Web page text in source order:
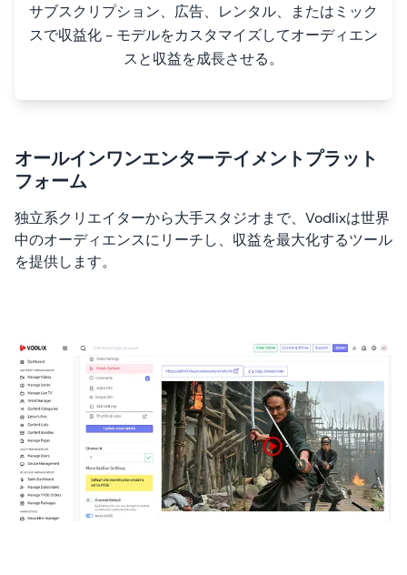
サブスクリプション、広告、レンタル、またはミック
スで収益化 - モデルをカスタマイズしてオーディエン
スと収益を成長させる。
オールインワンエンターテイメントプラット
フォーム
独立系クリエイターから大手スタジオまで、Vodlixは世界
中のオーディエンスにリーチし、収益を最大化するツール
を提供します。